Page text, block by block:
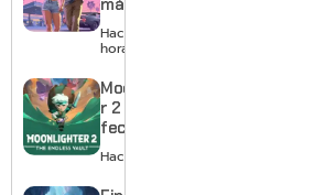
GTA 6 en
agosto
estreno
anticipado
en Netflix
Hace 8
horas
Moonlighte
r 2 ya tiene
fecha y
puedes
quedarte
gratis con
Hace 1 día